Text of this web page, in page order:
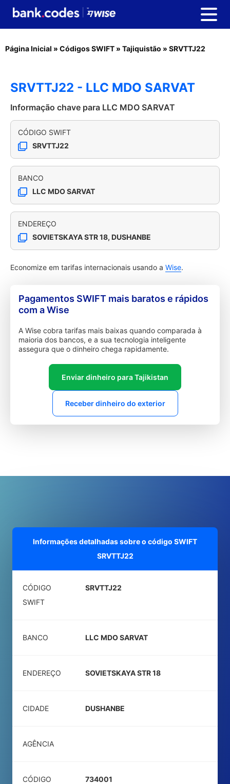
Página Inicial » Códigos SWIFT » Tajiquistão » SRVTTJ22
SRVTTJ22 - LLC MDO SARVAT
Informação chave para LLC MDO SARVAT
CÓDIGO SWIFT
SRVTTJ22
BANCO
LLC MDO SARVAT
ENDEREÇO
SOVIETSKAYA STR 18, DUSHANBE
Economize em tarifas internacionais usando a Wise.
Pagamentos SWIFT mais baratos e rápidos
com a Wise
A Wise cobra tarifas mais baixas quando comparada à
maioria dos bancos, e a sua tecnologia inteligente
assegura que o dinheiro chega rapidamente.
Enviar dinheiro para Tajikistan
Receber dinheiro do exterior
Informações detalhadas sobre o código SWIFT
SRVTTJ22
CÓDIGO
SWIFT
SRVTTJ22
BANCO LLC MDO SARVAT
ENDEREÇO SOVIETSKAYA STR 18
CIDADE DUSHANBE
AGÊNCIA
CÓDIGO
734001